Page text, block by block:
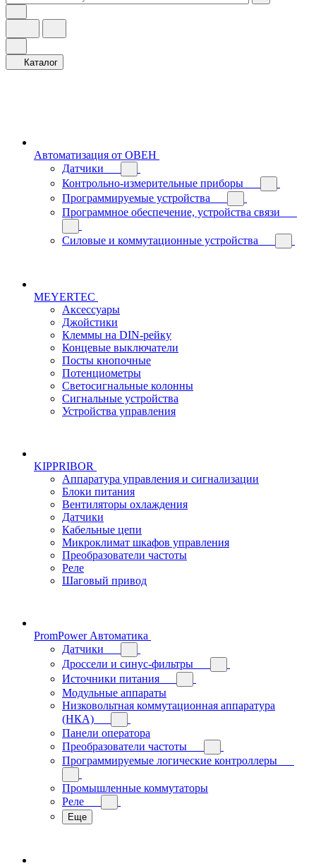
Каталог
Автоматизация от ОВЕН
Датчики
Контрольно-измерительные приборы
Программируемые устройства
Программное обеспечение, устройства связи
Силовые и коммутационные устройства
MEYERTEC
Аксессуары
Джойстики
Клеммы на DIN-рейку
Концевые выключатели
Посты кнопочные
Потенциометры
Светосигнальные колонны
Сигнальные устройства
Устройства управления
KIPPRIBOR
Аппаратура управления и сигнализации
Блоки питания
Вентиляторы охлаждения
Датчики
Кабельные цепи
Микроклимат шкафов управления
Преобразователи частоты
Реле
Шаговый привод
PromPower Автоматика
Датчики
Дроссели и синус-фильтры
Источники питания
Модульные аппараты
Низковольтная коммутационная аппаратура
(НКА)
Панели оператора
Преобразователи частоты
Программируемые логические контроллеры
Промышленные коммутаторы
Реле
Еще